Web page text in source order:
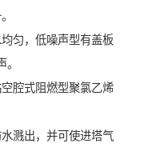
匀，低噪声型有盖板
腔式阻燃型聚氯乙烯
溅出，并可使进塔气